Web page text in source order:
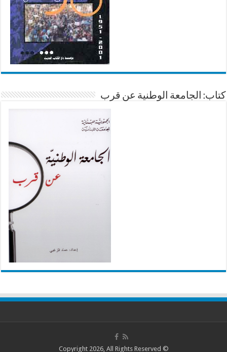
كتاب: الجامعة الوطنية عن قرب
© Copyright 2026, All Rights Reserved